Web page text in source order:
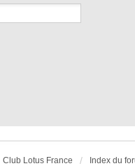
Club Lotus France Index du